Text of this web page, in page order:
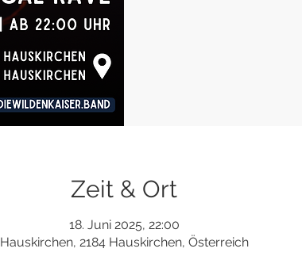
Zeit & Ort
18. Juni 2025, 22:00
Hauskirchen, 2184 Hauskirchen, Österreich